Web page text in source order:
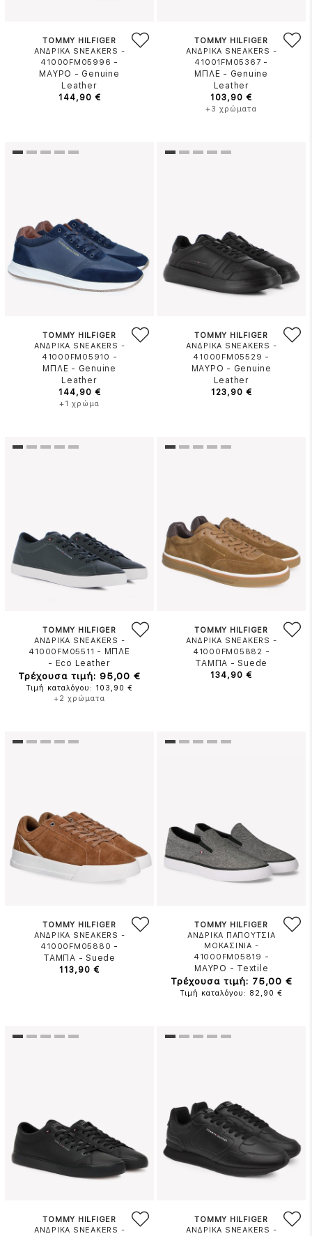
TOMMY HILFIGER
ΑΝΔΡΙΚΑ SNEAKERS -
41000FM05996 -
ΜΑΥΡΟ - Genuine
Leather
144,90 €
TOMMY HILFIGER
ΑΝΔΡΙΚΑ SNEAKERS -
41001FM05367 -
ΜΠΛΕ - Genuine
Leather
103,90 €
+3 χρώματα
TOMMY HILFIGER
ΑΝΔΡΙΚΑ SNEAKERS -
41000FM05910 -
ΜΠΛΕ - Genuine
Leather
144,90 €
+1 χρώμα
TOMMY HILFIGER
ΑΝΔΡΙΚΑ SNEAKERS -
41000FM05529 -
ΜΑΥΡΟ - Genuine
Leather
123,90 €
TOMMY HILFIGER
ΑΝΔΡΙΚΑ SNEAKERS -
41000FM05511 - ΜΠΛΕ
- Eco Leather
Τρέχουσα τιμή: 95,00 €
Τιμή καταλόγου: 103,90 €
+2 χρώματα
TOMMY HILFIGER
ΑΝΔΡΙΚΑ SNEAKERS -
41000FM05882 -
ΤΑΜΠΑ -Suede
134,90 €
TOMMY HILFIGER
ΑΝΔΡΙΚΑ SNEAKERS -
41000FM05880 -
ΤΑΜΠΑ -Suede
113,90 €
TOMMY HILFIGER
ΑΝΔΡΙΚΑ ΠΑΠΟΥΤΣΙΑ
ΜΟΚΑΣΙΝΙΑ -
41000FM05819 -
ΜΑΥΡΟ - Textile
Τρέχουσα τιμή: 75,00 €
Τιμή καταλόγου: 82,90 €
TOMMY HILFIGER
ΑΝΔΡΙΚΑ SNEAKERS -
TOMMY HILFIGER
ΑΝΔΡΙΚΑ SNEAKERS -